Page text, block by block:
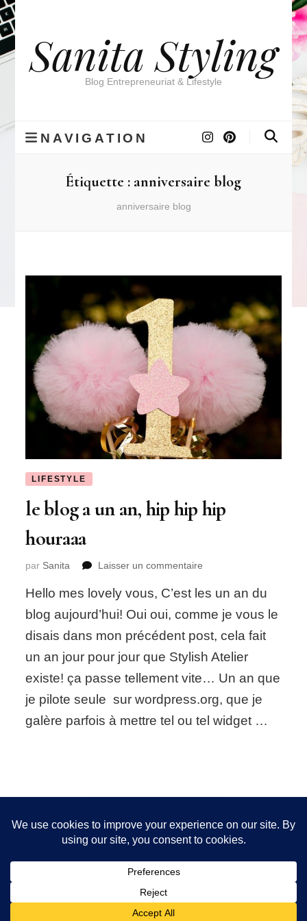
Sanita Styling
Blog Entrepreneuriat & Lifestyle
NAVIGATION
Étiquette : anniversaire blog
anniversaire blog
LIFESTYLE
le blog a un an, hip hip hip
houraaa
par Sanita Laisser un commentaire
blog
un
an,
hip
hip
Hello mes lovely vous, C’est les un an du
blog aujourd’hui! Oui oui, comme je vous le
disais dans mon précédent post, cela fait
un an jour pour jour que Stylish Atelier
existe! ça passe tellement vite… Un an que
je pilote seule sur wordpress.org, que je
galère parfois à mettre tel ou tel widget …
FOLLOW ME!
2026 CopyrightSanita Styling.Blossom Chic - Développé
Blossom Themes.Propulsé par
Nous utilisons des cookies pour vous garantir la meilleure
expérience sur notre site. Si vous continuez à utiliser ce
dernier, nous considérerons que vous acceptez l'utilisation des
cookies.
OK